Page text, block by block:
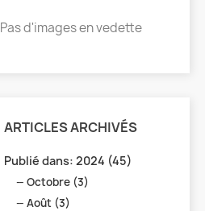
Pas d'images en vedette
ARTICLES ARCHIVÉS
Publié dans: 2024 (45)
Octobre (3)
Août (3)